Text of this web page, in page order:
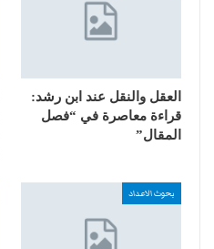
العقل والنقل عند ابن رشد:
قراءة معاصرة في “فصل
المقال”
بحوث الاعداد